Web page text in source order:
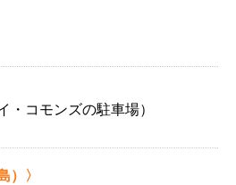
・コモンズの駐車場）
）〉